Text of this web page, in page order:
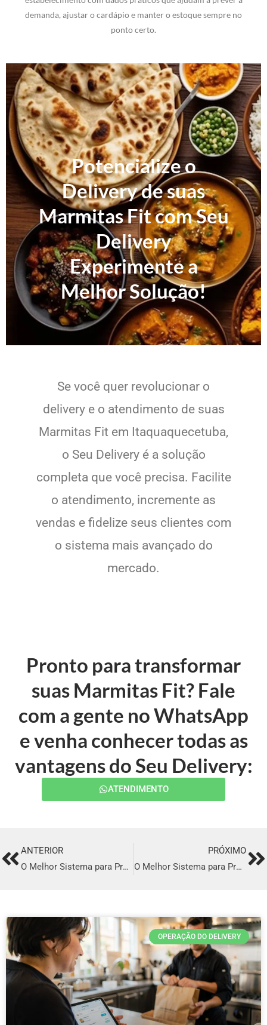
demanda, ajustar o cardápio e manter o estoque sempre no
ponto certo.
Potencialize o
Delivery de suas
Marmitas Fit com Seu
Delivery
Experimente a
Melhor Solução!
Se você quer revolucionar o
delivery e o atendimento de suas
Marmitas Fit em Itaquaquecetuba,
o Seu Delivery é a solução
completa que você precisa. Facilite
o atendimento, incremente as
vendas e fidelize seus clientes com
o sistema mais avançado do
mercado.
Pronto para transformar
suas Marmitas Fit? Fale
com a gente no WhatsApp
e venha conhecer todas as
vantagens do Seu Delivery:
ATENDIMENTO
PrevANTERIOR
O Melhor Sistema para Profissionalizar o seu Delivery em Canoas
PRÓXIMO
O Melhor Sistema para Profissionalizar o seu Delivery em Franca
OPERAÇÃO DO DELIVERY